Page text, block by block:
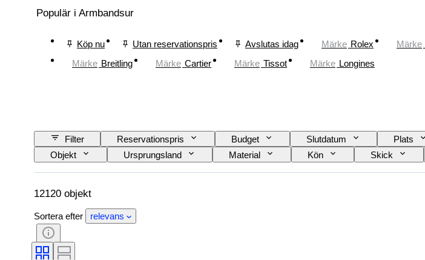
Populär i Armbandsur
Köp nu Utan reservationspris Avslutas idag Märke Rolex Märke
Märke Breitling Märke Cartier Märke Tissot Märke Longines
Filter Reservationspris Budget Slutdatum Plats
Objekt
Ursprungsland Material Kön Skick
Språk
Färg Urverk Material i klockarmband Era
12120 objekt
Sortera efter relevans